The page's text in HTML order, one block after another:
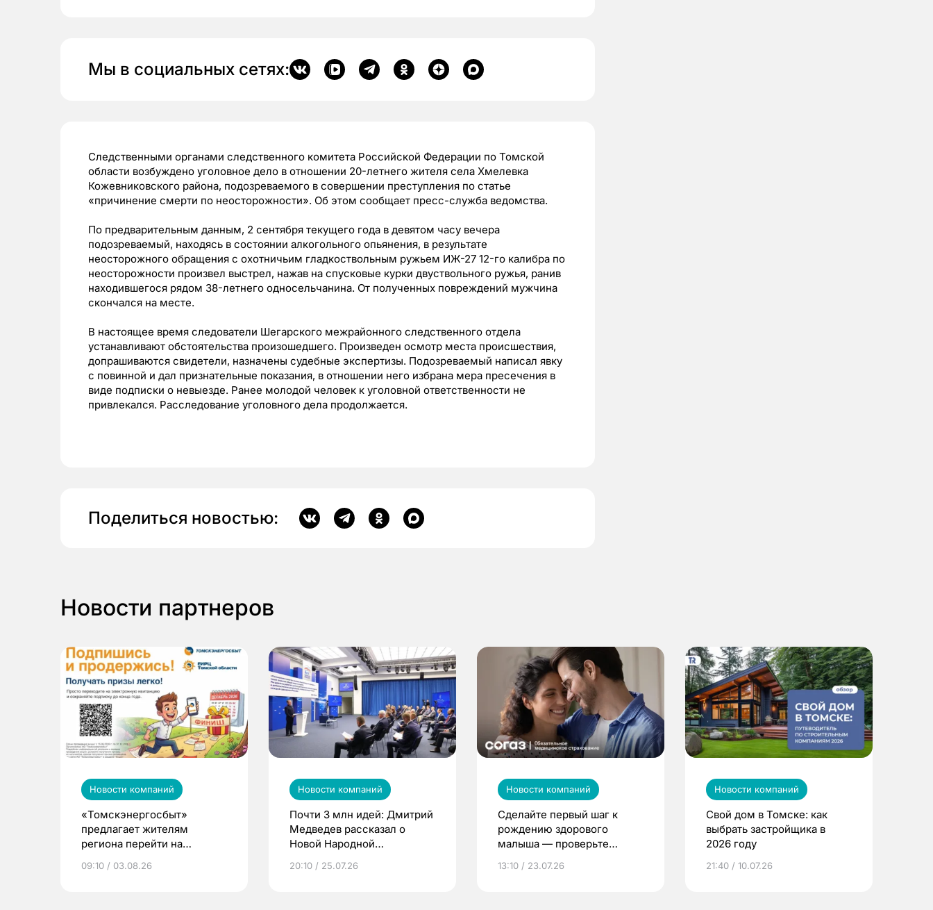
Мы в социальных сетях:
Следственными органами следственного комитета Российской Федерации по Томской
области возбуждено уголовное дело в отношении 20-летнего жителя села Хмелевка
Кожевниковского района, подозреваемого в совершении преступления по статье
«причинение смерти по неосторожности». Об этом сообщает пресс-служба ведомства.
По предварительным данным, 2 сентября текущего года в девятом часу вечера
подозреваемый, находясь в состоянии алкогольного опьянения, в результате
неосторожного обращения с охотничьим гладкоствольным ружьем ИЖ-27 12-го калибра по
неосторожности произвел выстрел, нажав на спусковые курки двуствольного ружья, ранив
находившегося рядом 38-летнего односельчанина. От полученных повреждений мужчина
скончался на месте.
В настоящее время следователи Шегарского межрайонного следственного отдела
устанавливают обстоятельства произошедшего. Произведен осмотр места происшествия,
допрашиваются свидетели, назначены судебные экспертизы. Подозреваемый написал явку
с повинной и дал признательные показания, в отношении него избрана мера пресечения в
виде подписки о невыезде. Ранее молодой человек к уголовной ответственности не
привлекался. Расследование уголовного дела продолжается.
Поделиться новостью:
Новости партнеров
Новости компаний
«Томскэнергосбыт»
предлагает жителям
региона перейти на
выиграть призы
09:10 / 03.08.26
Новости компаний
Почти 3 млн идей: Дмитрий
Медведев рассказал о
Новой Народной
20:10 / 25.07.26
Новости компаний
Сделайте первый шаг к
рождению здорового
малыша — проверьте
по ОМС!
13:10 / 23.07.26
Новости компаний
Свой дом в Томске: как
выбрать застройщика в
2026 году
21:40 / 10.07.26